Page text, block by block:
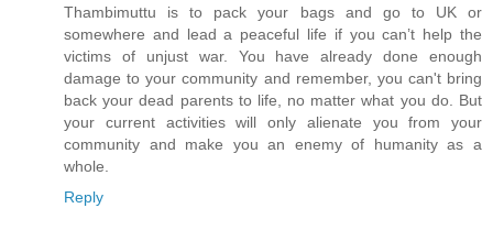
Thambimuttu is to pack your bags and go to UK or
somewhere and lead a peaceful life if you can’t help the
victims of unjust war. You have already done enough
damage to your community and remember, you can't bring
back your dead parents to life, no matter what you do. But
your current activities will only alienate you from your
community and make you an enemy of humanity as a
whole.
Reply